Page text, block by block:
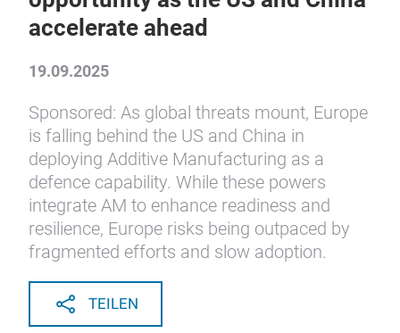
accelerate ahead
19.09.2025
Sponsored: As global threats mount, Europe
is falling behind the US and China in
deploying Additive Manufacturing as a
defence capability. While these powers
integrate AM to enhance readiness and
resilience, Europe risks being outpaced by
fragmented efforts and slow adoption.
TEILEN